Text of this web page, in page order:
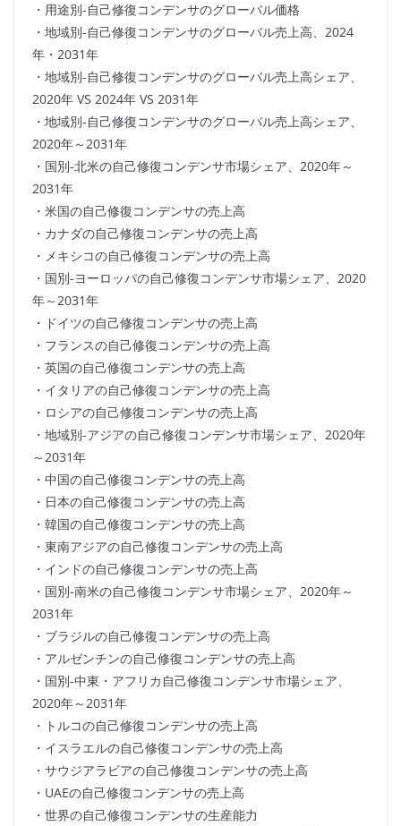
・用途別-自己修復コンデンサのグローバル価格
・地域別-自己修復コンデンサのグローバル売上高、2024
年・2031年
・地域別-自己修復コンデンサのグローバル売上高シェア、
2020年 VS 2024年 VS 2031年
・地域別-自己修復コンデンサのグローバル売上高シェア、
2020年～2031年
・国別-北米の自己修復コンデンサ市場シェア、2020年～
2031年
・米国の自己修復コンデンサの売上高
・カナダの自己修復コンデンサの売上高
・メキシコの自己修復コンデンサの売上高
・国別-ヨーロッパの自己修復コンデンサ市場シェア、2020
年～2031年
・ドイツの自己修復コンデンサの売上高
・フランスの自己修復コンデンサの売上高
・英国の自己修復コンデンサの売上高
・イタリアの自己修復コンデンサの売上高
・ロシアの自己修復コンデンサの売上高
・地域別-アジアの自己修復コンデンサ市場シェア、2020年
～2031年
・中国の自己修復コンデンサの売上高
・日本の自己修復コンデンサの売上高
・韓国の自己修復コンデンサの売上高
・東南アジアの自己修復コンデンサの売上高
・インドの自己修復コンデンサの売上高
・国別-南米の自己修復コンデンサ市場シェア、2020年～
2031年
・ブラジルの自己修復コンデンサの売上高
・アルゼンチンの自己修復コンデンサの売上高
・国別-中東・アフリカ自己修復コンデンサ市場シェア、
2020年～2031年
・トルコの自己修復コンデンサの売上高
・イスラエルの自己修復コンデンサの売上高
・サウジアラビアの自己修復コンデンサの売上高
・UAEの自己修復コンデンサの売上高
・世界の自己修復コンデンサの生産能力